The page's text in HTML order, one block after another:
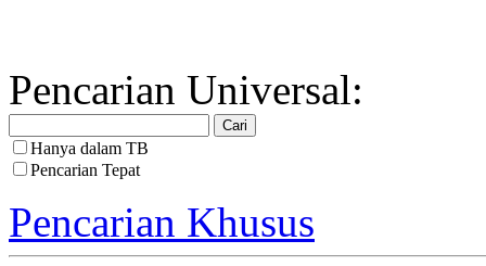
Pencarian Universal:
Hanya dalam TB
Pencarian Tepat
Pencarian Khusus